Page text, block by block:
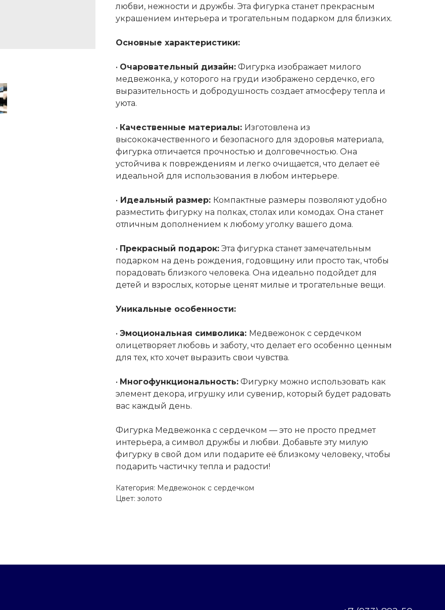
любви, нежности и дружбы. Эта фигурка станет прекрасным
украшением интерьера и трогательным подарком для близких.
Основные характеристики:
• Очаровательный дизайн: Фигурка изображает милого
медвежонка, у которого на груди изображено сердечко, его
выразительность и добродушность создает атмосферу тепла и
уюта.
• Качественные материалы: Изготовлена из
высококачественного и безопасного для здоровья материала,
фигурка отличается прочностью и долговечностью. Она
устойчива к повреждениям и легко очищается, что делает её
идеальной для использования в любом интерьере.
• Идеальный размер: Компактные размеры позволяют удобно
разместить фигурку на полках, столах или комодах. Она станет
отличным дополнением к любому уголку вашего дома.
• Прекрасный подарок: Эта фигурка станет замечательным
подарком на день рождения, годовщину или просто так, чтобы
порадовать близкого человека. Она идеально подойдет для
детей и взрослых, которые ценят милые и трогательные вещи.
Уникальные особенности:
• Эмоциональная символика: Медвежонок с сердечком
олицетворяет любовь и заботу, что делает его особенно ценным
для тех, кто хочет выразить свои чувства.
• Многофункциональность: Фигурку можно использовать как
элемент декора, игрушку или сувенир, который будет радовать
вас каждый день.
Фигурка Медвежонка с сердечком — это не просто предмет
интерьера, а символ дружбы и любви. Добавьте эту милую
фигурку в свой дом или подарите её близкому человеку, чтобы
подарить частичку тепла и радости!
Категория: Медвежонок с сердечком
Цвет: золото
Политика возврата товаров и денежных средств